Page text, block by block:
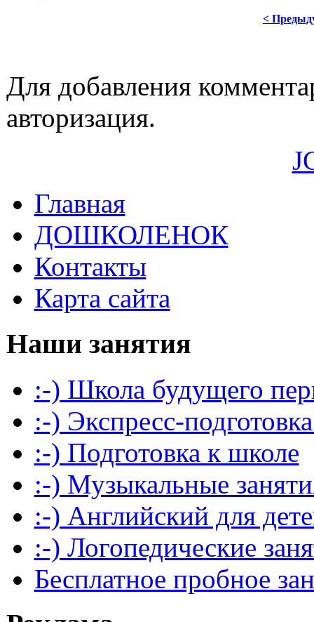
<
Для добавления
авторизация.
Главная
ДОШКОЛЕНОК
Контакты
Карта сайта
Наши занятия
:-) Школа будущего
:-) Экспресс-
:-) Подготовка к школе
:-) Музыкальные
:-) Английский для
:-) Логопедические
Бесплатное пробное